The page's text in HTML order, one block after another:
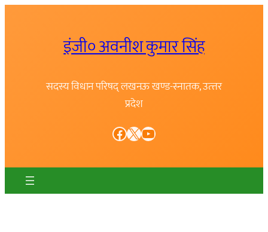
इंजी० अवनीश कुमार सिंह
सदस्य विधान परिषद् लखनऊ खण्ड-स्नातक, उत्त्तर
प्रदेश
Facebook X YouTube